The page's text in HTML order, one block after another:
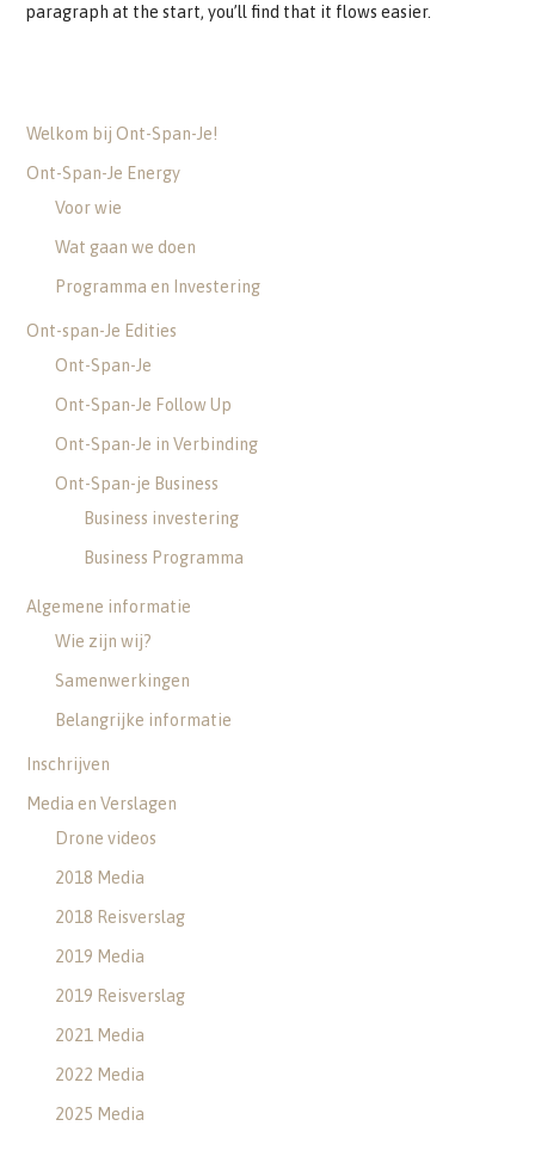
paragraph at the start, you’ll find that it flows easier.
Welkom bij Ont-Span-Je!
Ont-Span-Je Energy
Voor wie
Wat gaan we doen
Programma en Investering
Ont-span-Je Edities
Ont-Span-Je
Ont-Span-Je Follow Up
Ont-Span-Je in Verbinding
Ont-Span-je Business
Business investering
Business Programma
Algemene informatie
Wie zijn wij?
Samenwerkingen
Belangrijke informatie
Inschrijven
Media en Verslagen
Drone videos
2018 Media
2018 Reisverslag
2019 Media
2019 Reisverslag
2021 Media
2022 Media
2025 Media